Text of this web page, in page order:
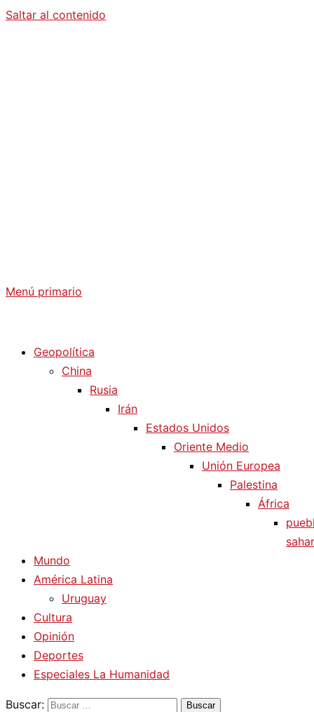
Saltar al contenido
Menú primario
Geopolítica
China
Rusia
Irán
Estados Unidos
Oriente Medio
Unión Europea
Palestina
África
Mundo
América Latina
Uruguay
Cultura
Opinión
Deportes
Especiales La Humanidad
Buscar: